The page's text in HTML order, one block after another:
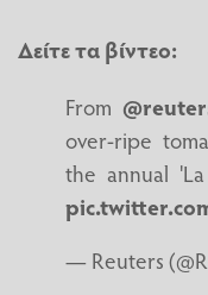
Δείτε τα βίντεο:
From
over-ripe
the annual
— Reuters